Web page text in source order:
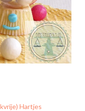
Hartjes